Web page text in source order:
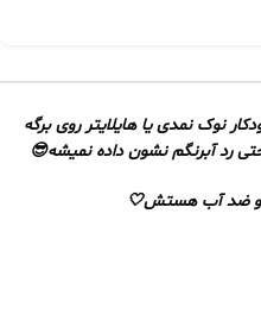
نوک نمدی یا هایلایتر روی برگه
رد آبرنگم نشون داده نمیشه😎
و ضد آب هستش🤍